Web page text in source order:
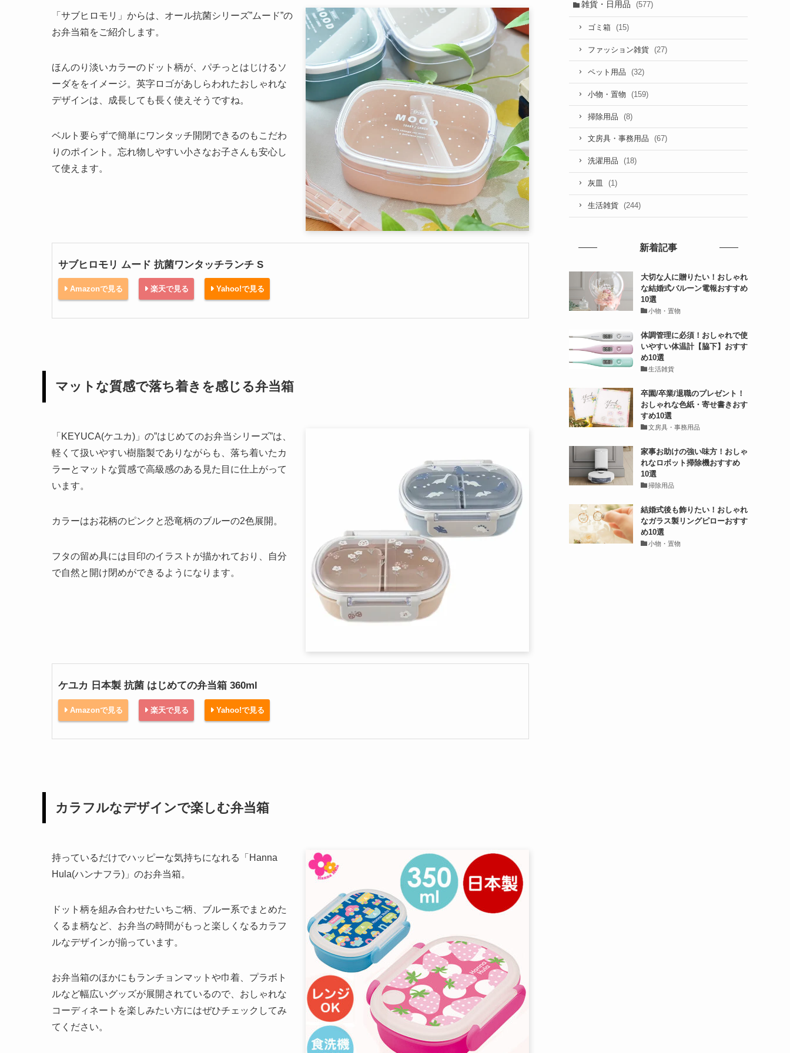
「サブヒロモリ」からは、オール抗菌シリーズ”ムード”の
お弁当箱をご紹介します。
ほんのり淡いカラーのドット柄が、パチっとはじけるソ
ーダををイメージ。英字ロゴがあしらわれたおしゃれな
デザインは、成長しても長く使えそうですね。
ベルト要らずで簡単にワンタッチ開閉できるのもこだわ
りのポイント。忘れ物しやすい小さなお子さんも安心し
て使えます。
サブヒロモリ ムード 抗菌ワンタッチランチ S
Amazonで見る 楽天で見る Yahoo!で見る
マットな質感で落ち着きを感じる弁当箱
「KEYUCA(ケユカ)」の”はじめてのお弁当シリーズ”は、
軽くて扱いやすい樹脂製でありながらも、落ち着いたカ
ラーとマットな質感で高級感のある見た目に仕上がって
います。
カラーはお花柄のピンクと恐竜柄のブルーの2色展開。
フタの留め具には目印のイラストが描かれており、自分
で自然と開け閉めができるようになります。
ケユカ 日本製 抗菌 はじめての弁当箱 360ml
Amazonで見る 楽天で見る Yahoo!で見る
カラフルなデザインで楽しむ弁当箱
持っているだけでハッピーな気持ちになれる「Hanna
Hula(ハンナフラ)」のお弁当箱。
ドット柄を組み合わせたいちご柄、ブルー系でまとめた
くるま柄など、お弁当の時間がもっと楽しくなるカラフ
ルなデザインが揃っています。
お弁当箱のほかにもランチョンマットや巾着、プラボト
ルなど幅広いグッズが展開されているので、おしゃれな
コーディネートを楽しみたい方にはぜひチェックしてみ
てください。
雑貨・日用品 (577)
ゴミ箱 (15)
ファッション雑貨 (27)
ペット用品 (32)
小物・置物 (159)
掃除用品 (8)
文房具・事務用品 (67)
洗濯用品 (18)
灰皿 (1)
生活雑貨 (244)
新着記事
大切な人に贈りたい！おしゃれ
な結婚式バルーン電報おすすめ
10選
小物・置物
体調管理に必須！おしゃれで使
いやすい体温計【脇下】おすす
め10選
生活雑貨
卒園/卒業/退職のプレゼント！
おしゃれな色紙・寄せ書きおす
すめ10選
文房具・事務用品
家事お助けの強い味方！おしゃ
れなロボット掃除機おすすめ
10選
掃除用品
結婚式後も飾りたい！おしゃれ
なガラス製リングピローおすす
め10選
小物・置物